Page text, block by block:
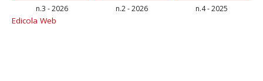
n.3 - 2026 n.2 - 2026 n.4 - 2025
Edicola Web